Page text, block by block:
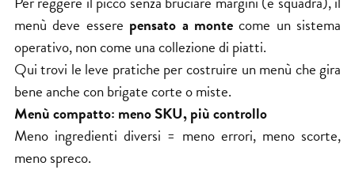
menù deve essere pensato a monte come un sistema
operativo, non come una collezione di piatti.
Qui trovi le leve pratiche per costruire un menù che gira
bene anche con brigate corte o miste.
Menù compatto: meno SKU, più controllo
Meno ingredienti diversi = meno errori, meno scorte,
meno spreco.